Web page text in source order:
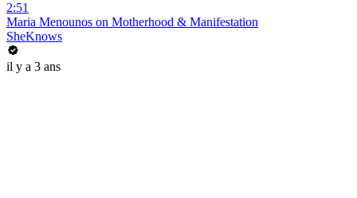
2:51
Maria Menounos on Motherhood & Manifestation
SheKnows
il y a 3 ans